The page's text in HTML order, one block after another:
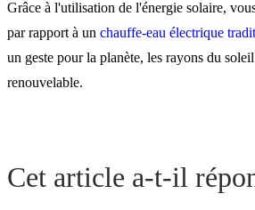
Grâce à l'utilisation de l'énergie solaire,
par rapport à un chauffe-eau électrique
un geste pour la planète, les rayons du
renouvelable.
Cet article a-t-il